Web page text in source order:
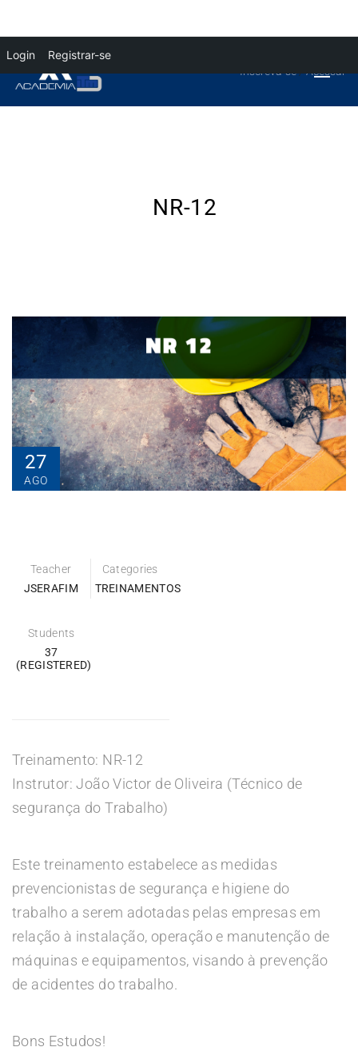
Login Registrar-se
Inscreva-se/Acessar
NR-12
27
AGO
Teacher
JSERAFIM
Categories
TREINAMENTOS
Students
37
(REGISTERED)
Treinamento: NR-12
Instrutor: João Victor de Oliveira (Técnico de
segurança do Trabalho)
Este treinamento estabelece as medidas
prevencionistas de segurança e higiene do
trabalho a serem adotadas pelas empresas em
relação à instalação, operação e manutenção de
máquinas e equipamentos, visando à prevenção
de acidentes do trabalho.
Bons Estudos!